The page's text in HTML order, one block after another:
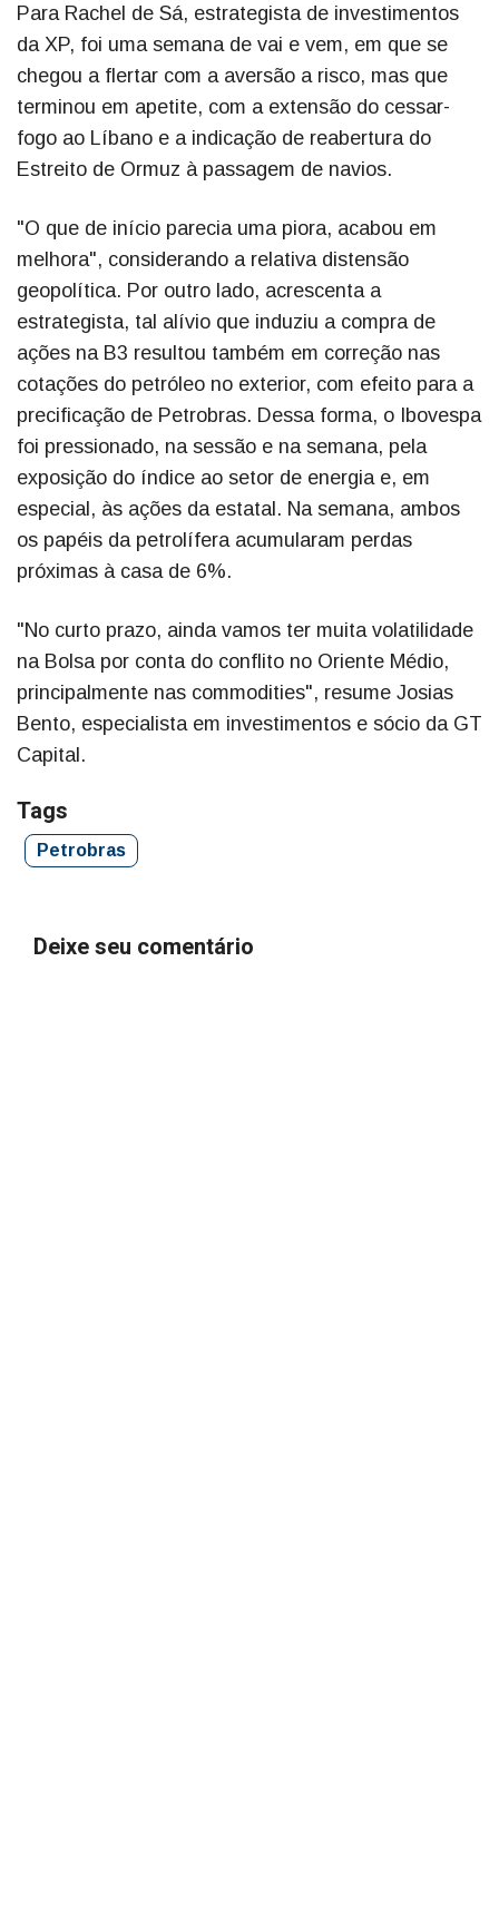
Para Rachel de Sá, estrategista de investimentos
da XP, foi uma semana de vai e vem, em que se
chegou a flertar com a aversão a risco, mas que
terminou em apetite, com a extensão do cessar-
fogo ao Líbano e a indicação de reabertura do
Estreito de Ormuz à passagem de navios.
"O que de início parecia uma piora, acabou em
melhora", considerando a relativa distensão
geopolítica. Por outro lado, acrescenta a
estrategista, tal alívio que induziu a compra de
ações na B3 resultou também em correção nas
cotações do petróleo no exterior, com efeito para a
precificação de Petrobras. Dessa forma, o Ibovespa
foi pressionado, na sessão e na semana, pela
exposição do índice ao setor de energia e, em
especial, às ações da estatal. Na semana, ambos
os papéis da petrolífera acumularam perdas
próximas à casa de 6%.
"No curto prazo, ainda vamos ter muita volatilidade
na Bolsa por conta do conflito no Oriente Médio,
principalmente nas commodities", resume Josias
Bento, especialista em investimentos e sócio da GT
Capital.
Tags
Petrobras
Deixe seu comentário